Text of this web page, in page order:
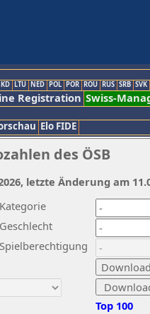
LTU NED POL POR ROU RUS SRB SVK
Registration Swiss-
Elo FIDE
des ÖSB
Kategorie
Geschlecht
Spielberechtigung
Top 100
letzte Änderung am